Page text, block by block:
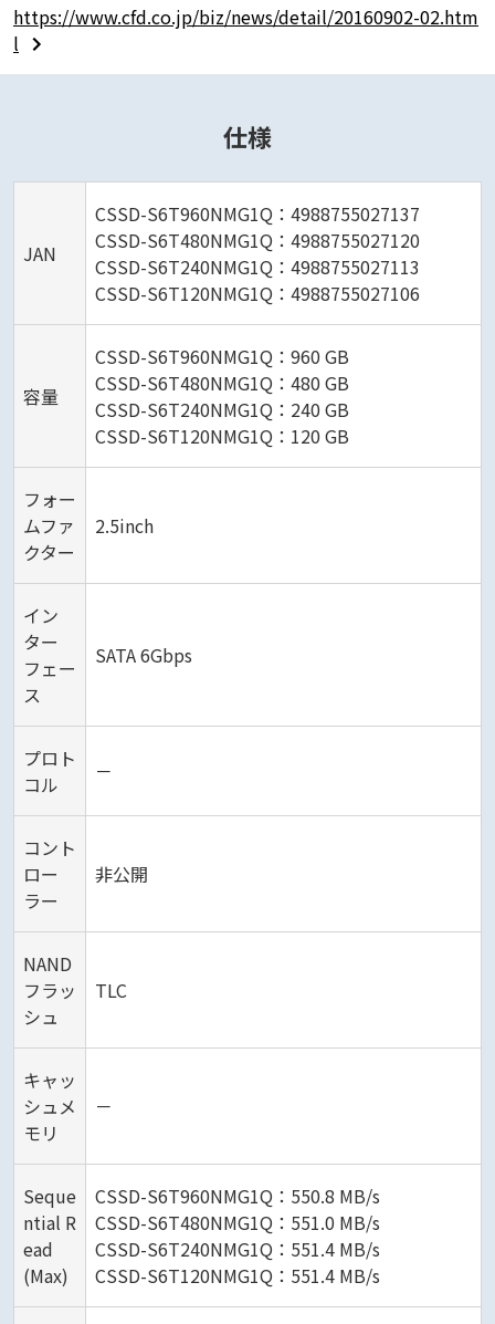
https://www.cfd.co.jp/biz/news/detail/20160902-02.htm
l
仕様
JAN
CSSD-S6T960NMG1Q：4988755027137
CSSD-S6T480NMG1Q：4988755027120
CSSD-S6T240NMG1Q：4988755027113
CSSD-S6T120NMG1Q：4988755027106
容量
CSSD-S6T960NMG1Q：960 GB
CSSD-S6T480NMG1Q：480 GB
CSSD-S6T240NMG1Q：240 GB
CSSD-S6T120NMG1Q：120 GB
フォー
ムファ
クター
2.5inch
イン
ター
フェー
ス
SATA 6Gbps
プロト
コル
－
コント
ロー
ラー
非公開
NAND
フラッ
シュ
TLC
キャッ
シュメ
モリ
－
Seque
ntial R
ead
(Max)
CSSD-S6T960NMG1Q：550.8 MB/s
CSSD-S6T480NMG1Q：551.0 MB/s
CSSD-S6T240NMG1Q：551.4 MB/s
CSSD-S6T120NMG1Q：551.4 MB/s